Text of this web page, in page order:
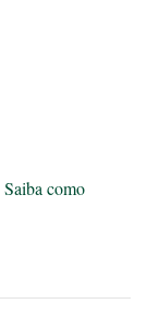
Saiba como